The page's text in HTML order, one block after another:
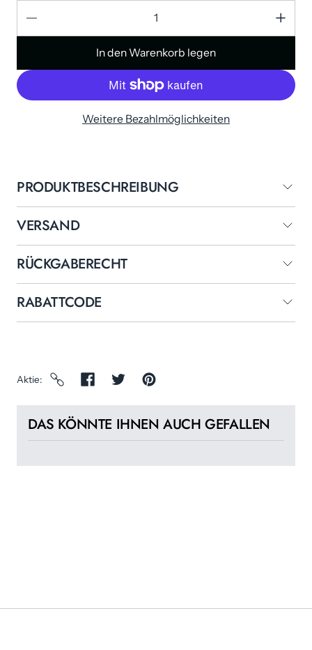
In den Warenkorb legen
Weitere Bezahlmöglichkeiten
PRODUKTBESCHREIBUNG
VERSAND
RÜCKGABERECHT
RABATTCODE
Aktie
DAS KÖNNTE IHNEN AUCH GEFALLEN